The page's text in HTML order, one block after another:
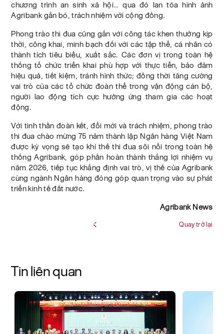
chương trình an sinh xã hội… qua đó lan tỏa hình ảnh
Agribank gắn bó, trách nhiệm với cộng đồng.
Phong trào thi đua cũng gắn với công tác khen thưởng kịp
thời, công khai, minh bạch đối với các tập thể, cá nhân có
thành tích tiêu biểu, xuất sắc. Các đơn vị trong toàn hệ
thống tổ chức triển khai phù hợp với thực tiễn, bảo đảm
hiệu quả, tiết kiệm, tránh hình thức; đồng thời tăng cường
vai trò của các tổ chức đoàn thể trong vận động cán bộ,
người lao động tích cực hưởng ứng tham gia các hoạt
động.
Với tinh thần đoàn kết, đổi mới và trách nhiệm, phong trào
thi đua chào mừng 75 năm thành lập Ngân hàng Việt Nam
được kỳ vọng sẽ tạo khí thế thi đua sôi nổi trong toàn hệ
thống Agribank, góp phần hoàn thành thắng lợi nhiệm vụ
năm 2026, tiếp tục khẳng định vai trò, vị thế của Agribank
cùng ngành Ngân hàng đóng góp quan trọng vào sự phát
triển kinh tế đất nước.
Agribank News
Quay trở lại
Tin liên quan